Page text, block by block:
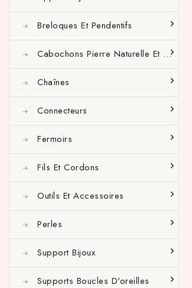
Perles À Écraser Et
Terminaisons De
Rallonge
Breloques Et Pendentifs
Cabochons Pierre Naturelle Et Autres
Chaînes
Connecteurs
Connecteurs Bases
Fermoirs
Fils Et Cordons
Outils Et Accessoires
Perles
Support Bijoux
Supports Boucles D'oreilles